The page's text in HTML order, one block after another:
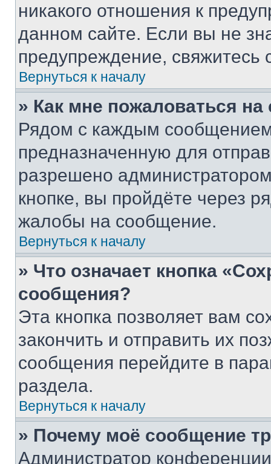
никакого отношения к
данном сайте. Если вы не
предупреждение,
Вернуться к началу
» Как мне пожаловаться
Рядом с каждым сообщением
предназначенную для
разрешено
кнопке, вы пройдёте через
жалобы на сообщение.
Вернуться к началу
» Что означает кнопка
сообщения?
Эта кнопка позволяет вам
закончить и отправить их
сообщения перейдите в
раздела.
Вернуться к началу
» Почему моё сообщение
Администратор